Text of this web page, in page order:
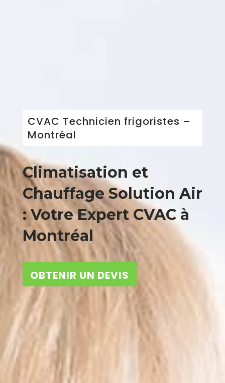
CVAC Technicien frigoristes –
Montréal
Climatisation et
Chauffage Solution Air
: Votre Expert CVAC à
Montréal
OBTENIR UN DEVIS